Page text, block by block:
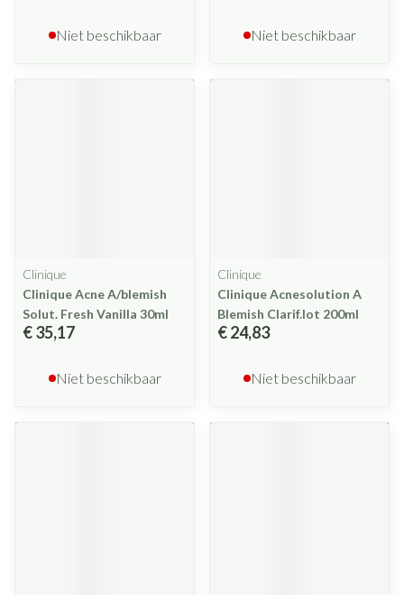
Niet beschikbaar Niet beschikbaar
Clinique
Clinique Acne A/blemish
Solut. Fresh Vanilla 30ml
€ 35,17
Niet beschikbaar
Clinique
Clinique Acnesolution A
Blemish Clarif.lot 200ml
€ 24,83
Niet beschikbaar